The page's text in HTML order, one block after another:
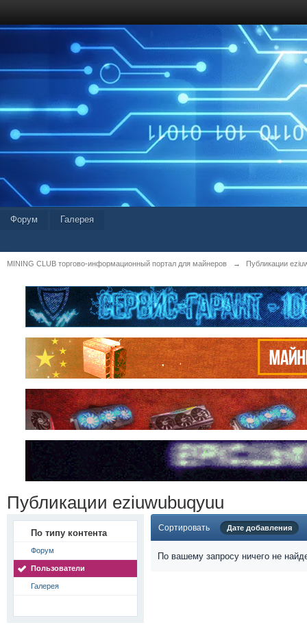
Форум Галерея
MINING CLUB торгово-информационный портал для майнеров → Публикации
Публикации eziuwubuqyuu
По типу контента
Форум
Пользователи
Галерея
Сортировать Дате добавления
По вашему запросу ничего не